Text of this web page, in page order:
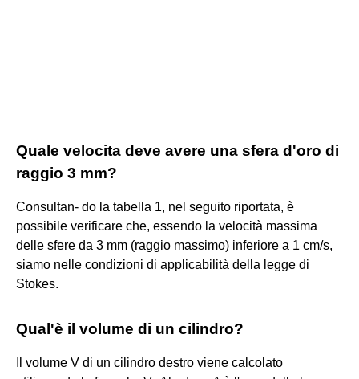
Quale velocita deve avere una sfera d'oro di
raggio 3 mm?
Consultan- do la tabella 1, nel seguito riportata, è
possibile verificare che, essendo la velocità massima
delle sfere da 3 mm (raggio massimo) inferiore a 1 cm/s,
siamo nelle condizioni di applicabilità della legge di
Stokes.
Qual'è il volume di un cilindro?
Il volume V di un cilindro destro viene calcolato